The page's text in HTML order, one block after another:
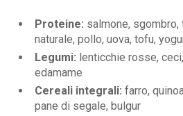
Proteine: salmone, sgombro,
naturale, pollo, uova, tofu,
Legumi: lenticchie rosse,
edamame
Cereali integrali: farro,
pane di segale, bulgur